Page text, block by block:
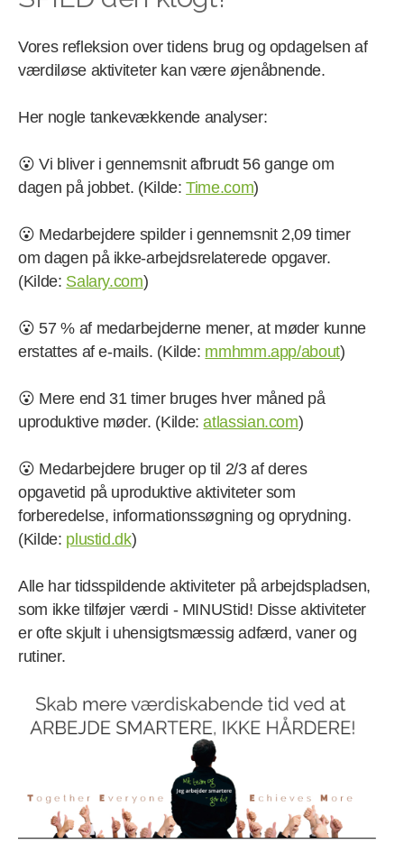
Vores refleksion over tidens brug og opdagelsen af
værdiløse aktiviteter kan være øjenåbnende.
Her nogle tankevækkende analyser:
😮 Vi bliver i gennemsnit afbrudt 56 gange om
dagen på jobbet. (Kilde:Time.com)
😮 Medarbejdere spilder i gennemsnit 2,09 timer
om dagen på ikke-arbejdsrelaterede opgaver.
(Kilde: Salary.com)
😮 57 % af medarbejderne mener, at møder kunne
erstattes af e-mails. (Kilde: mmhmm.app/about)
😮 Mere end 31 timer bruges hver måned på
uproduktive møder. (Kilde:atlassian.com)
😮 Medarbejdere bruger op til 2/3 af deres
opgavetid på uproduktive aktiviteter som
forberedelse, informationssøgning og oprydning.
(Kilde: plustid.dk)
Alle har tidsspildende aktiviteter på arbejdspladsen,
som ikke tilføjer værdi - MINUStid! Disse aktiviteter
er ofte skjult i uhensigtsmæssig adfærd, vaner og
rutiner.